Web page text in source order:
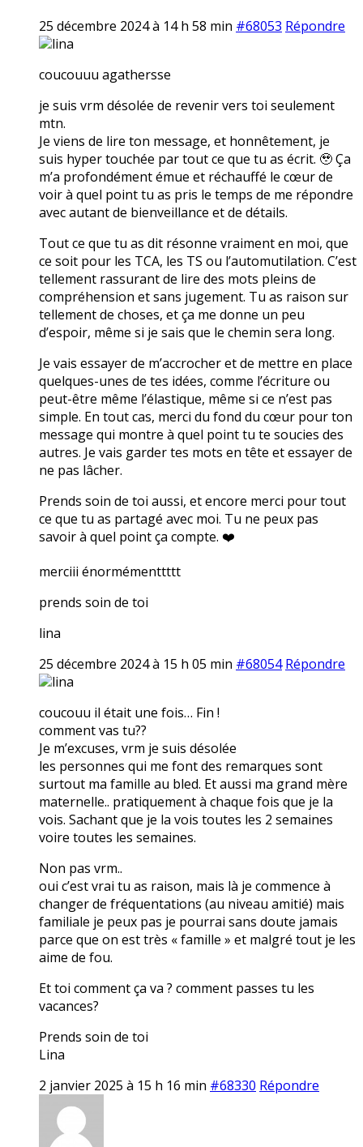
25 décembre 2024 à 14 h 58 min #68053 Répondre
lina
coucouuu agathersse
je suis vrm désolée de revenir vers toi seulement
mtn.
Je viens de lire ton message, et honnêtement, je
suis hyper touchée par tout ce que tu as écrit. 🥹 Ça
m’a profondément émue et réchauffé le cœur de
voir à quel point tu as pris le temps de me répondre
avec autant de bienveillance et de détails.
Tout ce que tu as dit résonne vraiment en moi, que
ce soit pour les TCA, les TS ou l’automutilation. C’est
tellement rassurant de lire des mots pleins de
compréhension et sans jugement. Tu as raison sur
tellement de choses, et ça me donne un peu
d’espoir, même si je sais que le chemin sera long.
Je vais essayer de m’accrocher et de mettre en place
quelques-unes de tes idées, comme l’écriture ou
peut-être même l’élastique, même si ce n’est pas
simple. En tout cas, merci du fond du cœur pour ton
message qui montre à quel point tu te soucies des
autres. Je vais garder tes mots en tête et essayer de
ne pas lâcher.
Prends soin de toi aussi, et encore merci pour tout
ce que tu as partagé avec moi. Tu ne peux pas
savoir à quel point ça compte. ❤️
merciii énormémenttttt
prends soin de toi
lina
25 décembre 2024 à 15 h 05 min #68054 Répondre
lina
coucouu il était une fois… Fin !
comment vas tu??
Je m’excuses, vrm je suis désolée
les personnes qui me font des remarques sont
surtout ma famille au bled. Et aussi ma grand mère
maternelle.. pratiquement à chaque fois que je la
vois. Sachant que je la vois toutes les 2 semaines
voire toutes les semaines.
Non pas vrm..
oui c’est vrai tu as raison, mais là je commence à
changer de fréquentations (au niveau amitié) mais
familiale je peux pas je pourrai sans doute jamais
parce que on est très « famille » et malgré tout je les
aime de fou.
Et toi comment ça va ? comment passes tu les
vacances?
Prends soin de toi
Lina
2 janvier 2025 à 15 h 16 min #68330 Répondre